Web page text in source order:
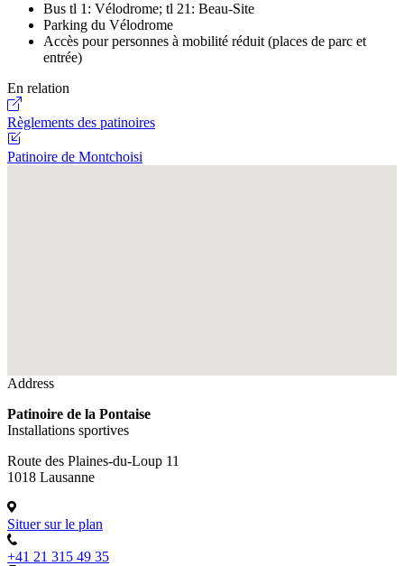
Bus tl 1: Vélodrome; tl 21: Beau-Site
Parking du Vélodrome
Accès pour personnes à mobilité réduit (places de parc et
entrée)
En relation
Règlements des patinoires
Patinoire de Montchoisi
Address
Patinoire de la Pontaise
Installations sportives
Route des Plaines-du-Loup 11
1018 Lausanne
Situer sur le plan
+41 21 315 49 35